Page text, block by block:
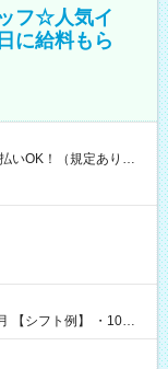
フ☆人気イ
に給料もら
ンビニATMから 日払